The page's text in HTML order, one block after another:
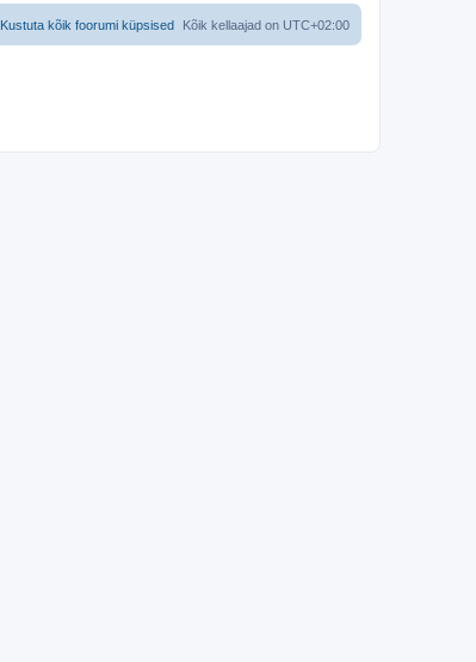
Kõik kellaajad on UTC+02:00
Kustuta kõik foorumi küpsised